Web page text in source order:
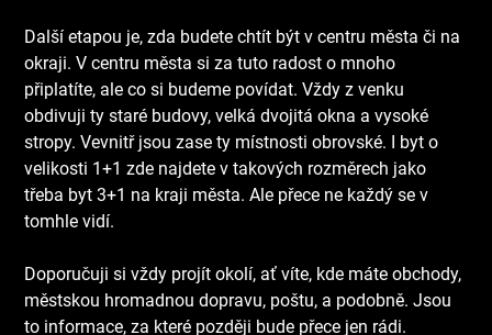
Další etapou je, zda budete chtít být v centru města či na
okraji. V centru města si za tuto radost o mnoho
připlatíte, ale co si budeme povídat. Vždy z venku
obdivuji ty staré budovy, velká dvojitá okna a vysoké
stropy. Vevnitř jsou zase ty místnosti obrovské. I byt o
velikosti 1+1 zde najdete v takových rozměrech jako
třeba byt 3+1 na kraji města. Ale přece ne každý se v
tomhle vidí.
Doporučuji si vždy projít okolí, ať víte, kde máte obchody,
městskou hromadnou dopravu, poštu, a podobně. Jsou
to informace, za které později bude přece jen rádi.